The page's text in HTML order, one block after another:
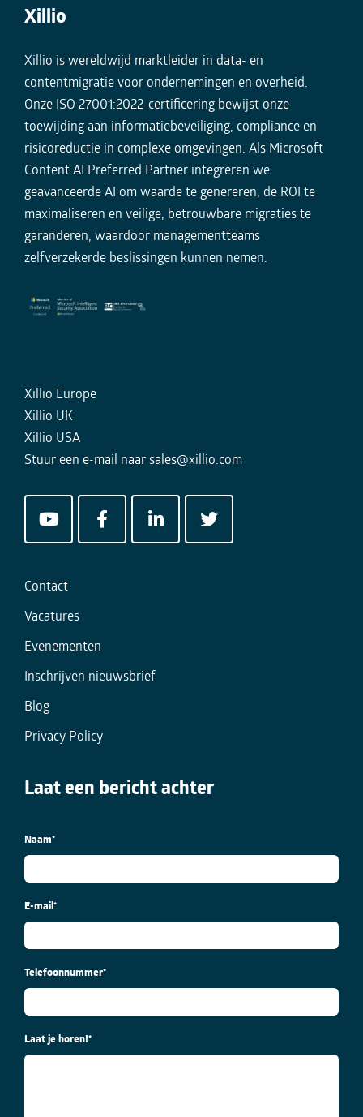
Xillio
Xillio is wereldwijd marktleider in data- en
contentmigratie voor ondernemingen en overheid.
Onze ISO 27001:2022-certificering bewijst onze
toewijding aan informatiebeveiliging, compliance en
risicoreductie in complexe omgevingen. Als Microsoft
Content AI Preferred Partner integreren we
geavanceerde AI om waarde te genereren, de ROI te
maximaliseren en veilige, betrouwbare migraties te
garanderen, waardoor managementteams
zelfverzekerde beslissingen kunnen nemen.
Xillio Europe
Xillio UK
Xillio USA
Stuur een e-mail naar sales@xillio.com
Contact
Vacatures
Evenementen
Inschrijven nieuwsbrief
Blog
Privacy Policy
Laat een bericht achter
Naam*
E-mail *
Telefoonnummer*
Laat je horen!*